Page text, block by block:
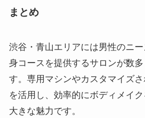
まとめ
渋谷・青山エリアには男性のニ
身コースを提供するサロンが数
す。専用マシンやカスタマイズ
を活用し、効率的にボディメイ
大きな魅力です。